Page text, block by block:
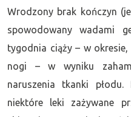
Wrodzony brak kończyn
spowodowany wadami
tygodnia ciąży – w
nogi – w wyniku
naruszenia tkanki
niektóre leki zażywane